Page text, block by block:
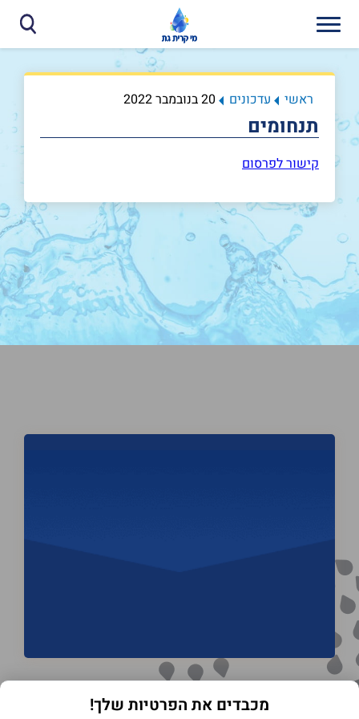
ראשי עדכונים 20 בנובמבר 2022
תנחומים
קישור לפרסום
מכבדים את הפרטיות שלך!